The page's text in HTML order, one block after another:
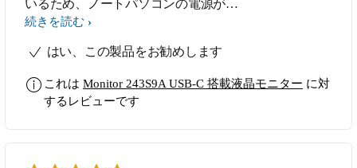
いるため、ノートパソコンの電源が不
要になり大変便利です。
続きを読む
はい、この製品をお勧めします
これは Monitor 243S9A USB-C 搭載液晶モニター に対
するレビューです